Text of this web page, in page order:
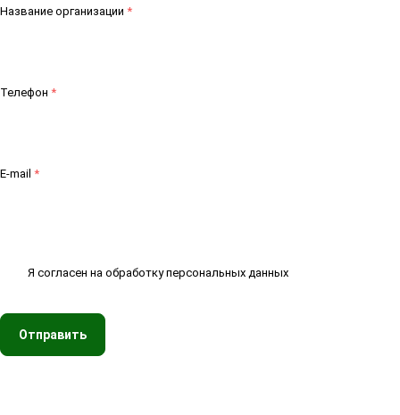
Название организации *
Телефон *
E-mail *
Я согласен на обработку персональных данных
Отправить